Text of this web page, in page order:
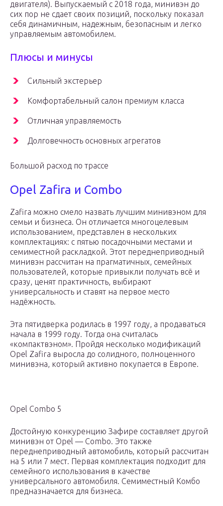
двигателя). Выпускаемый с 2018 года, минивэн до
сих пор не сдает своих позиций, поскольку показал
себя динамичным, надежным, безопасным и легко
управляемым автомобилем.
Плюсы и минусы
Сильный экстерьер
Комфортабельный салон премиум класса
Отличная управляемость
Долговечность основных агрегатов
Большой расход по трассе
Opel Zafira и Combo
Zafira можно смело назвать лучшим минивэном для
семьи и бизнеса. Он отличается многоцелевым
использованием, представлен в нескольких
комплектациях: с пятью посадочными местами и
семиместной раскладкой. Этот переднеприводный
минивэн рассчитан на прагматичных, семейных
пользователей, которые привыкли получать всё и
сразу, ценят практичность, выбирают
универсальность и ставят на первое место
надёжность.
Эта пятидверка родилась в 1997 году, а продаваться
начала в 1999 году. Тогда она считалась
«компактвэном». Пройдя несколько модификаций
Opel Zafira выросла до солидного, полноценного
минивэна, который активно покупается в Европе.
Opel Combo 5
Достойную конкуренцию Зафире составляет другой
минивэн от Opel — Combo. Это также
переднеприводный автомобиль, который рассчитан
на 5 или 7 мест. Первая комплектация подходит для
семейного использования в качестве
универсального автомобиля. Семиместный Комбо
предназначается для бизнеса.